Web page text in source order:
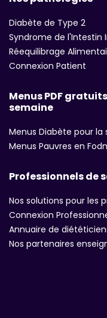
Diabète de Type 2
Syndrome de l'Intestin
Réequilibrage
Connexion Patient
Menus PDF
semaine
Menus Diabète pour la
Menus Pauvres en
Professionnels de
Nos solutions pour les
Connexion
Annuaire de
Nos partenaires